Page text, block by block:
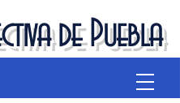
de Puebla